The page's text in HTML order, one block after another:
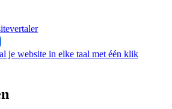
je website in elke taal met één klik